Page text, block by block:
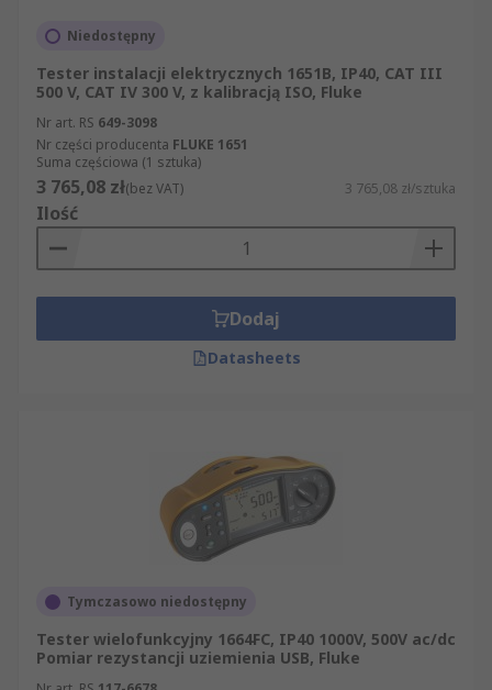
Niedostępny
Tester instalacji elektrycznych 1651B, IP40, CAT III
500 V, CAT IV 300 V, z kalibracją ISO, Fluke
Nr art. RS 649-3098
Nr części producenta FLUKE 1651
Suma częściowa (1 sztuka)
3 765,08 zł(bez VAT) 3 765,08 zł/sztuka
Ilość
Dodaj
Datasheets
Tymczasowo niedostępny
Tester wielofunkcyjny 1664FC, IP40 1000V, 500V ac/dc
Pomiar rezystancji uziemienia USB, Fluke